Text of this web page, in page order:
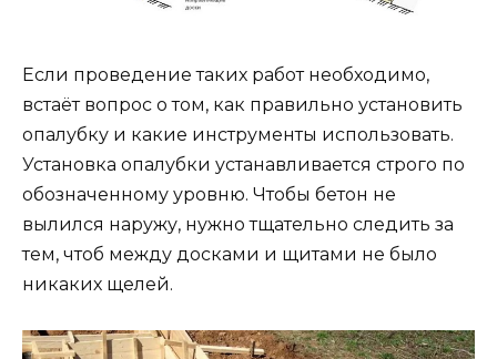
Если проведение таких работ необходимо,
встаёт вопрос о том, как правильно установить
опалубку и какие инструменты использовать.
Установка опалубки устанавливается строго по
обозначенному уровню. Чтобы бетон не
вылился наружу, нужно тщательно следить за
тем, чтоб между досками и щитами не было
никаких щелей.